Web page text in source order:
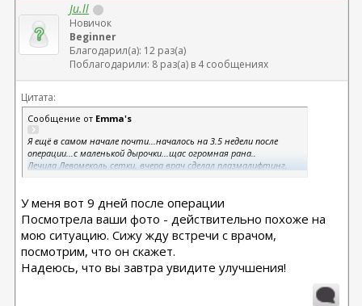
Ju.ll
Новичок
Beginner
Благодарил(а): 12 раз(а)
Поблагодарили: 8 раз(а) в 4 сообщениях
Цитата:
Сообщение от Emma's
Я ещё в самом начале почти...началось на 3.5 недели после
операции...с маленькой дырочки...щас огромная рана..
Лечила Левомеколь сетки, вчера врач сделал плазмалифтинг,
два дня меняю повязку. Завтра буду открывать. Очень хочу
увидеть улучшения.
Завтра месяц после операции
У меня в профиле там фото есть во вложениях
У меня вот 9 дней после операции
Посмотрела ваши фото - действительно похоже на
мою ситуацию. Сижу жду встречи с врачом,
посмотрим, что он скажет.
Надеюсь, что вы завтра увидите улучшения!